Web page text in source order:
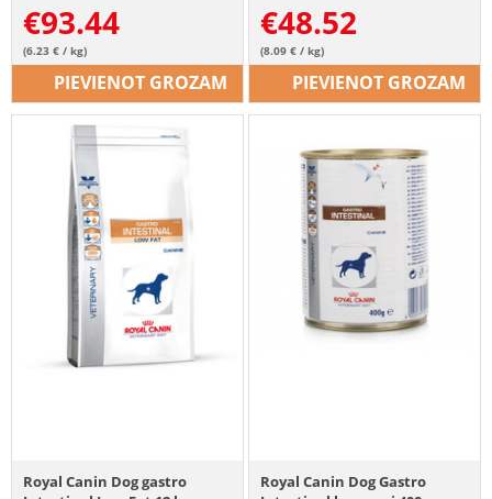
€93.44
(6.23 € / kg)
PIEVIENOT GROZAM
€48.52
(8.09 € / kg)
PIEVIENOT GROZAM
Royal Canin Dog gastro
Royal Canin Dog Gastro